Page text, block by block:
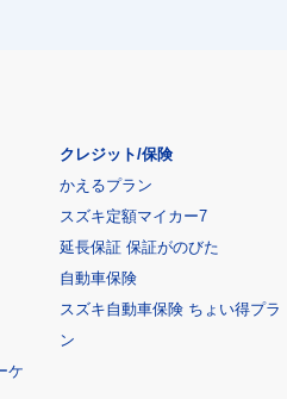
ケ
クレジット/保険
かえるプラン
スズキ定額マイカー7
延長保証 保証がのびた
自動車保険
スズキ自動車保険 ちょい得プラ
ン